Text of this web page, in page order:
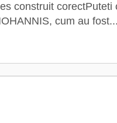
construit corectPuteti
cum au